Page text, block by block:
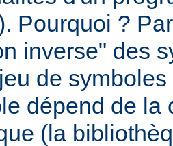
Pourquoi ?
inverse" des
de
dépend de la
(la